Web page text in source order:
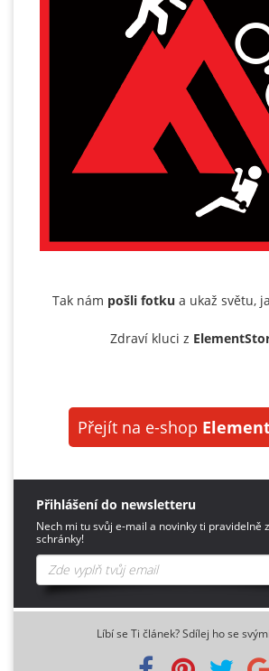
Tak nám pošli fotku a ukaž světu,
Zdraví kluci z
Přejít na e-shop
Přihlášení do newsletteru
Nech mi tu svůj e-mail a novinky ti pravidelně
schránky!
Líbí se Ti článek? Sdílej ho se